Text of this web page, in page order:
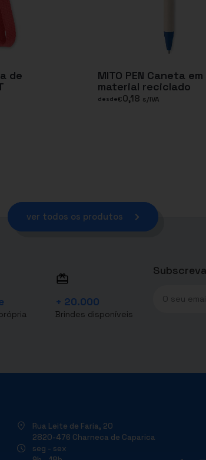
de
MITO PEN Caneta em
material reciclado
desde€0,18 s/IVA
ver todos os produtos
+ 20.000
Brindes disponíveis
Rua Leite de Faria, 20
2820-476 Charneca de Caparica
seg - sex